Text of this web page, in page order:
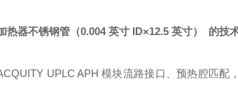
热器不锈钢管（0.004 英寸 ID×12.5 英寸） 的
UPLC APH 模块流路接口、预热腔匹